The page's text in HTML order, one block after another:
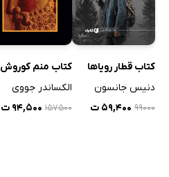
کتاب قطار رویاها
دنیس جانسون
۹۹۰۰۰ ۵۹,۴۰۰ ت
کتاب منم کوروش
الکساندر جووی
۱۵۷۵۰۰ ۹۴,۵۰۰ ت